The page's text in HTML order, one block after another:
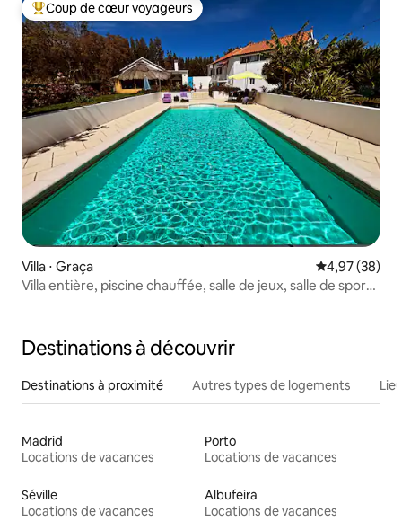
Coups de cœur voyageurs les plus appréciés
Coup de cœur voyageurs
Villa ⋅ Graça Évaluation
4,97 (38)
Villa entière, piscine chauffée, salle de jeux, salle de sport,
Destinations à découvrir
Destinations à proximité Autres types de logements
Madrid
Locations de vacances
Porto
Locations de vacances
Séville
Locations de vacances
Albufeira
Locations de vacances